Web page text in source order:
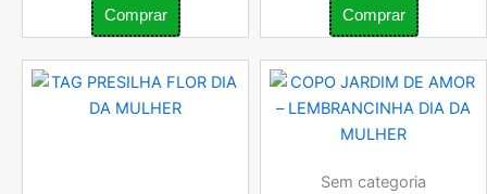
Comprar Comprar
Sem categoria